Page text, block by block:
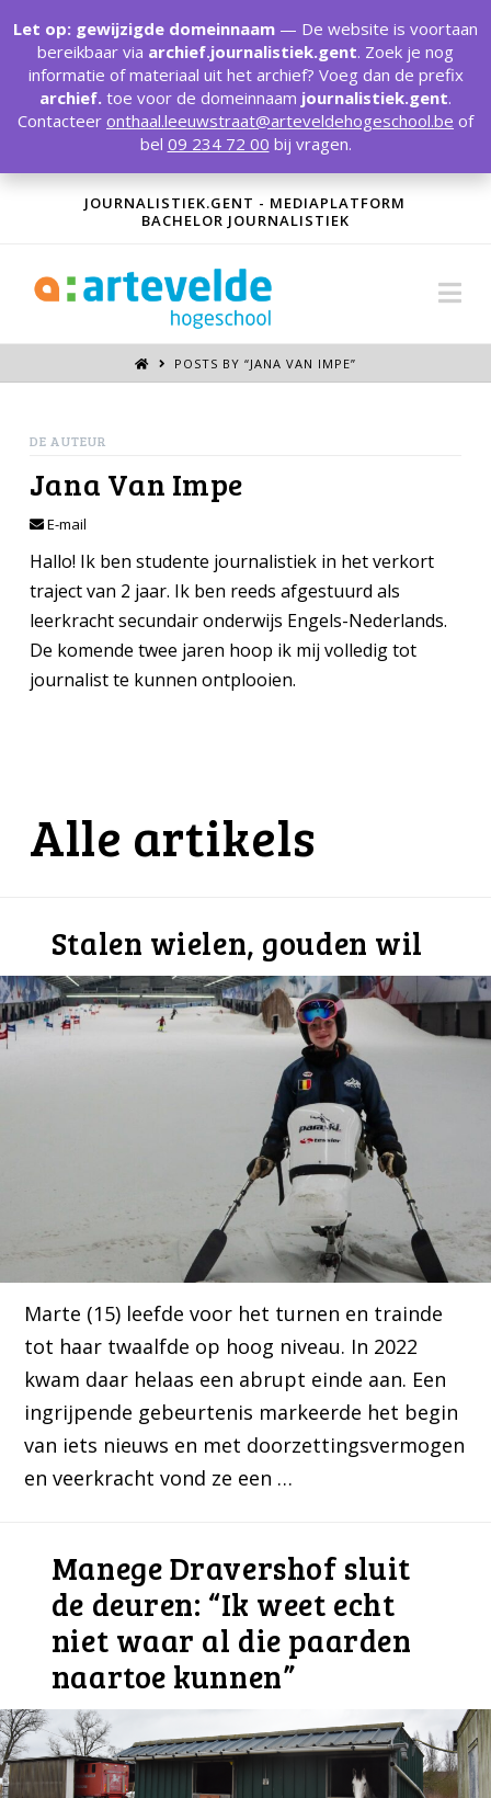
JOURNALISTIEK.GENT - MEDIAPLATFORM
BACHELOR JOURNALISTIEK
POSTS BY “JANA VAN IMPE”
DE AUTEUR
Jana Van Impe
E-mail
Hallo! Ik ben studente journalistiek in het verkort
traject van 2 jaar. Ik ben reeds afgestuurd als
leerkracht secundair onderwijs Engels-Nederlands.
De komende twee jaren hoop ik mij volledig tot
journalist te kunnen ontplooien.
Alle artikels
Stalen wielen, gouden wil
Marte (15) leefde voor het turnen en trainde
tot haar twaalfde op hoog niveau. In 2022
kwam daar helaas een abrupt einde aan. Een
ingrijpende gebeurtenis markeerde het begin
van iets nieuws en met doorzettingsvermogen
en veerkracht vond ze een …
Manege Dravershof sluit
de deuren: “Ik weet echt
niet waar al die paarden
naartoe kunnen”
Let op: gewijzigde domeinnaam — De website is voortaan
bereikbaar via archief.journalistiek.gent. Zoek je nog
informatie of materiaal uit het archief? Voeg dan de prefix
archief. toe voor de domeinnaam journalistiek.gent.
Contacteer onthaal.leeuwstraat@arteveldehogeschool.be of
bel 09 234 72 00 bij vragen.